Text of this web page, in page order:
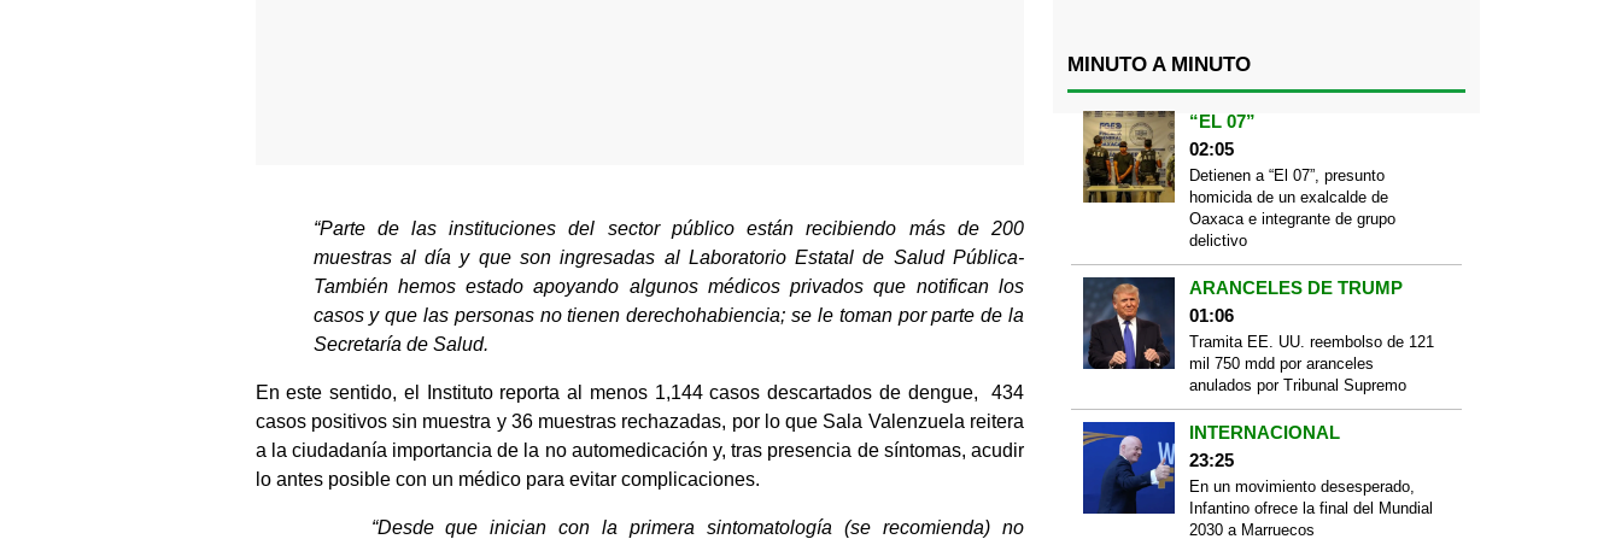
“Parte de las instituciones del sector público están recibiendo más de 200
muestras al día y que son ingresadas al Laboratorio Estatal de Salud Pública-
También hemos estado apoyando algunos médicos privados que notifican los
casos y que las personas no tienen derechohabiencia; se le toman por parte de la
Secretaría de Salud.
En este sentido, el Instituto reporta al menos 1,144 casos descartados de dengue,  434
casos positivos sin muestra y 36 muestras rechazadas, por lo que Sala Valenzuela reitera
a la ciudadanía importancia de la no automedicación y, tras presencia de síntomas, acudir
lo antes posible con un médico para evitar complicaciones.
“Desde que inician con la primera sintomatología (se recomienda) no
MINUTO A MINUTO
“EL 07”
02:05
Detienen a “El 07”, presunto
homicida de un exalcalde de
Oaxaca e integrante de grupo
delictivo
ARANCELES DE TRUMP
01:06
Tramita EE. UU. reembolso de 121
mil 750 mdd por aranceles
anulados por Tribunal Supremo
INTERNACIONAL
23:25
En un movimiento desesperado,
Infantino ofrece la final del Mundial
2030 a Marruecos